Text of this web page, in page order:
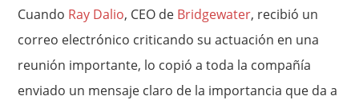
Cuando Ray Dalio, CEO de Bridgewater, recibió un
correo electrónico criticando su actuación en una
reunión importante, lo copió a toda la compañía
enviado un mensaje claro de la importancia que da a